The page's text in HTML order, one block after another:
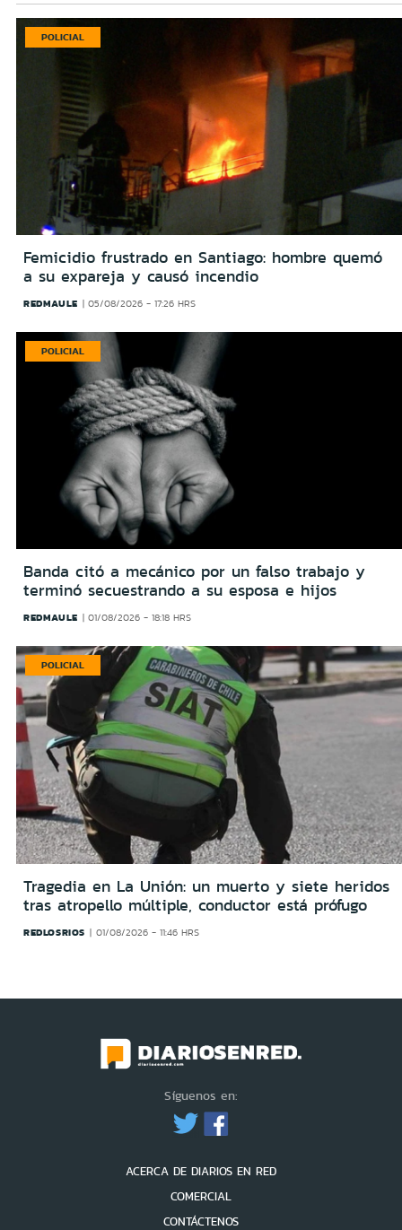
POLICIAL
Femicidio frustrado en Santiago: hombre quemó
a su expareja y causó incendio
REDMAULE 05/08/2026 - 17:26 HRS
POLICIAL
Banda citó a mecánico por un falso trabajo y
terminó secuestrando a su esposa e hijos
REDMAULE 01/08/2026 - 18:18 HRS
POLICIAL
Tragedia en La Unión: un muerto y siete heridos
tras atropello múltiple, conductor está prófugo
REDLOSRIOS 01/08/2026 - 11:46 HRS
Síguenos en:
ACERCA DE DIARIOS EN RED
COMERCIAL
CONTÁCTENOS